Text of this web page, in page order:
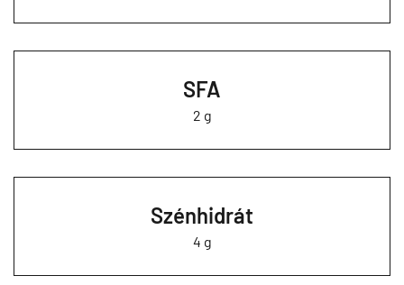
SFA
2 g
Szénhidrát
4 g